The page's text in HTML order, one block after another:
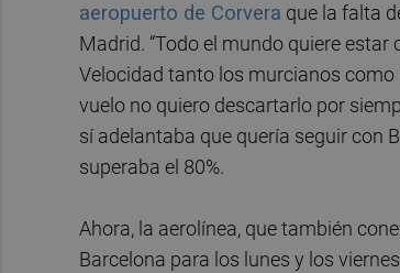
aeropuerto de Corvera que la falta
Madrid. “Todo el mundo quiere
Velocidad tanto los murcianos
vuelo no quiero descartarlo por
sí adelantaba que quería seguir con
superaba el 80%.
Ahora, la aerolínea, que también
Barcelona para los lunes y los